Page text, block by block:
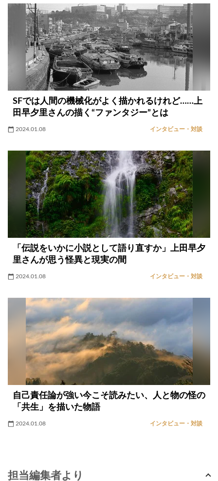
SFでは人間の機械化がよく描かれるけれど……上
田早夕里さんの描く“ファンタジー”とは
2024.01.08 インタビュー・対談
「伝説をいかに小説として語り直すか」上田早夕
里さんが思う怪異と現実の間
2024.01.08 インタビュー・対談
自己責任論が強い今こそ読みたい、人と物の怪の
「共生」を描いた物語
2024.01.08 インタビュー・対談
担当編集者より